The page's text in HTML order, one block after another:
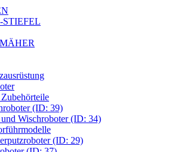
(ID: 39)
und Wischroboter (ID: 34)
(ID: 29)